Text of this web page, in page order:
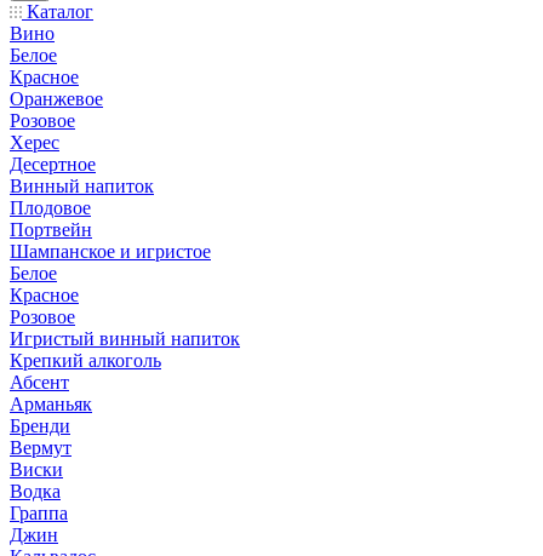
Каталог
Вино
Белое
Красное
Оранжевое
Розовое
Херес
Десертное
Винный напиток
Плодовое
Портвейн
Шампанское и игристое
Белое
Красное
Розовое
Игристый винный напиток
Крепкий алкоголь
Абсент
Арманьяк
Бренди
Вермут
Виски
Водка
Граппа
Джин